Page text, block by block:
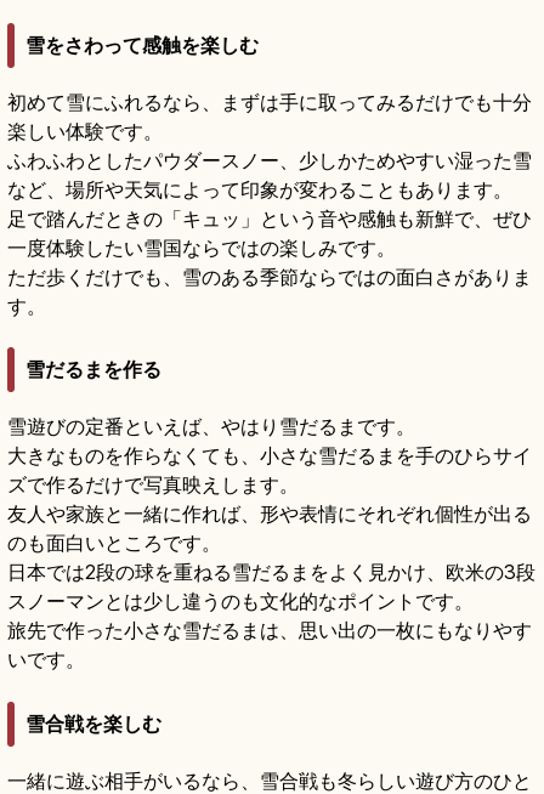
雪をさわって感触を楽しむ
初めて雪にふれるなら、まずは手に取ってみるだけでも十分
楽しい体験です。
ふわふわとしたパウダースノー、少しかためやすい湿った雪
など、場所や天気によって印象が変わることもあります。
足で踏んだときの「キュッ」という音や感触も新鮮で、ぜひ
一度体験したい雪国ならではの楽しみです。
ただ歩くだけでも、雪のある季節ならではの面白さがありま
す。
雪だるまを作る
雪遊びの定番といえば、やはり雪だるまです。
大きなものを作らなくても、小さな雪だるまを手のひらサイ
ズで作るだけで写真映えします。
友人や家族と一緒に作れば、形や表情にそれぞれ個性が出る
のも面白いところです。
日本では2段の球を重ねる雪だるまをよく見かけ、欧米の3段
スノーマンとは少し違うのも文化的なポイントです。
旅先で作った小さな雪だるまは、思い出の一枚にもなりやす
いです。
雪合戦を楽しむ
一緒に遊ぶ相手がいるなら、雪合戦も冬らしい遊び方のひと